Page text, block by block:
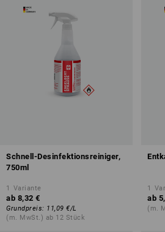
Schnell-Desinfektionsreiniger,
750ml
1 Variante
ab 8,32 €
Grundpreis: 11,09 €/L
(m. MwSt.) ab 12 Stück
1
ab
(m.